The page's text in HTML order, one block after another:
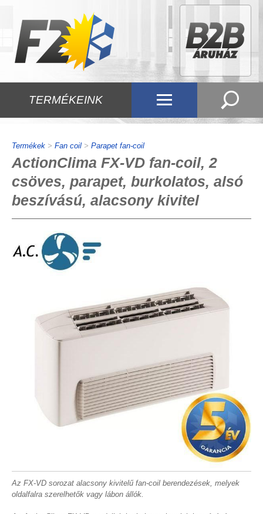
TERMÉKEINK
Termékek > Fan coil > Parapet fan-coil
ActionClima FX-VD fan-coil, 2
csöves, parapet, burkolatos, alsó
beszívású, alacsony kivitel
Az FX-VD sorozat alacsony kivitelű fan-coil berendezések, melyek
oldalfalra szerelhetők vagy lábon állók.